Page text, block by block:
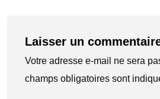
Laisser un
Votre adresse e-mail ne sera
champs obligatoires sont